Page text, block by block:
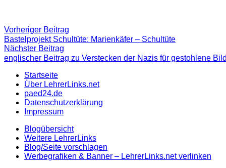
Beitragsnavigation
Vorheriger Beitrag
Beitrag:
Bastelprojekt Schultüte: Marienkäfer – Schultüte
Nächster Beitrag
Beitrag
englischer Beitrag zu Verstecken der Nazis für gestohlene
Startseite
Über LehrerLinks.net
paed24.de
Datenschutzerklärung
Impressum
Blogübersicht
Weitere LehrerLinks
Blog/Seite vorschlagen
Werbegrafiken & Banner – LehrerLinks.net verlinken